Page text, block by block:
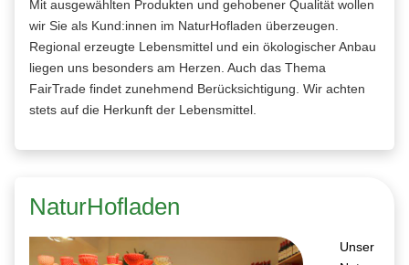
Mit ausgewählten Produkten und gehobener Qualität wollen
wir Sie als Kund:innen im NaturHofladen überzeugen.
Regional erzeugte Lebensmittel und ein ökologischer Anbau
liegen uns besonders am Herzen. Auch das Thema
FairTrade findet zunehmend Berücksichtigung. Wir achten
stets auf die Herkunft der Lebensmittel.
NaturHofladen
Unser